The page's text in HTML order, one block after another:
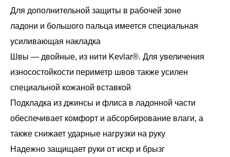
Для дополнительной защиты в рабочей зоне
ладони и большого пальца имеется специальная
усиливающая накладка
Швы — двойные, из нити Kevlar®. Для увеличения
износостойкости периметр швов также усилен
специальной кожаной вставкой
Подкладка из джинсы и флиса в ладонной части
обеспечивает комфорт и абсорбирование влаги, а
также снижает ударные нагрузки на руку
Надежно защищает руки от искр и брызг